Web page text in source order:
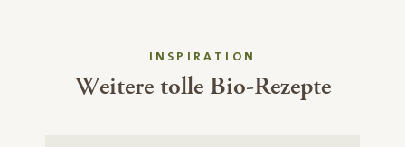
INSPIRATION
Weitere tolle Bio-Rezepte